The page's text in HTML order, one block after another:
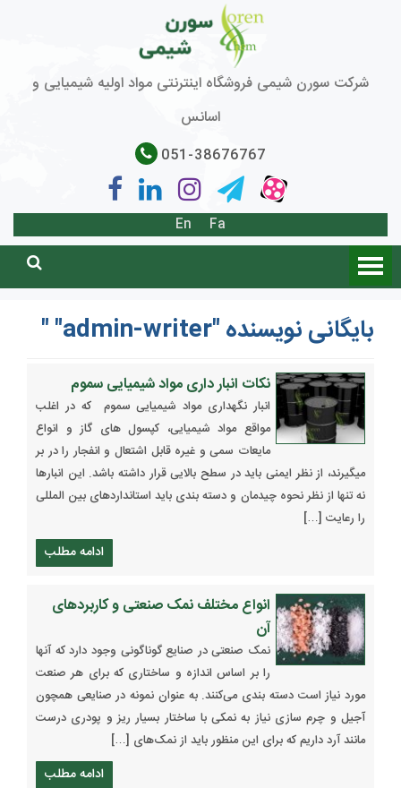
شرکت سورن شیمی فروشگاه اینترنتی مواد اولیه شیمیایی و
اسانس
051-38676767
Fa
En
بایگانی نویسنده "admin-writer" "
نکات انبار داری مواد شیمیایی سموم
انبار نگهداری مواد شیمیایی سموم که در اغلب
مواقع مواد شیمیایی، کپسول های گاز و انواع
مایعات سمی و غیره قابل اشتعال و انفجار را در بر
میگیرند، از نظر ایمنی باید در سطح بالایی قرار داشته باشد. این انبارها
نه تنها از نظر نحوه چیدمان و دسته بندی باید استانداردهای بین المللی
را رعایت […]
ادامه مطلب
انواع مختلف نمک صنعتی و کاربردهای
آن
نمک صنعتی در صنایع گوناگونی وجود دارد که آنها
را بر اساس اندازه و ساختاری که برای هر صنعت
مورد نیاز است دسته بندی می‌کنند. به عنوان نمونه در صنایعی همچون
آجیل و چرم سازی نیاز به نمکی با ساختار بسیار ریز و پودری درست
مانند آرد داریم که برای این منظور باید از نمک‌های […]
ادامه مطلب